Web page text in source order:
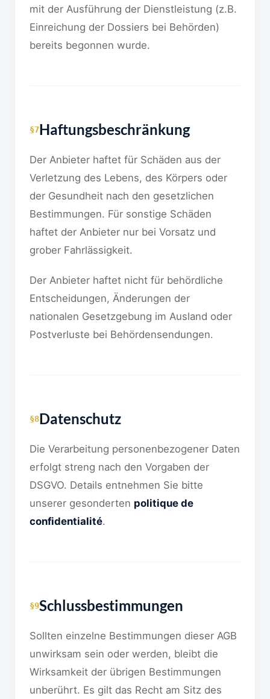
mit der Ausführung der Dienstleistung (z.B.
Einreichung der Dossiers bei Behörden)
bereits begonnen wurde.
§7Haftungsbeschränkung
Der Anbieter haftet für Schäden aus der
Verletzung des Lebens, des Körpers oder
der Gesundheit nach den gesetzlichen
Bestimmungen. Für sonstige Schäden
haftet der Anbieter nur bei Vorsatz und
grober Fahrlässigkeit.
Der Anbieter haftet nicht für behördliche
Entscheidungen, Änderungen der
nationalen Gesetzgebung im Ausland oder
Postverluste bei Behördensendungen.
§8Datenschutz
Die Verarbeitung personenbezogener Daten
erfolgt streng nach den Vorgaben der
DSGVO. Details entnehmen Sie bitte
unserer gesonderten politique de
confidentialité.
§9Schlussbestimmungen
Sollten einzelne Bestimmungen dieser AGB
unwirksam sein oder werden, bleibt die
Wirksamkeit der übrigen Bestimmungen
unberührt. Es gilt das Recht am Sitz des